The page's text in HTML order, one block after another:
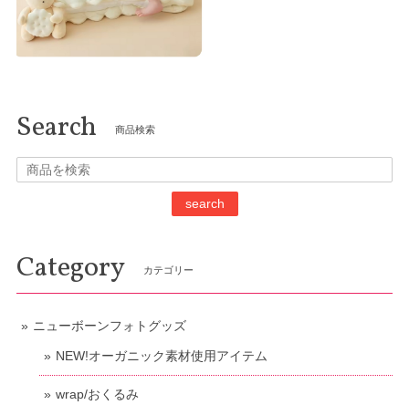
Search 商品検索
search
Category カテゴリー
ニューボーンフォトグッズ
NEW!オーガニック素材使用アイテム
wrap/おくるみ